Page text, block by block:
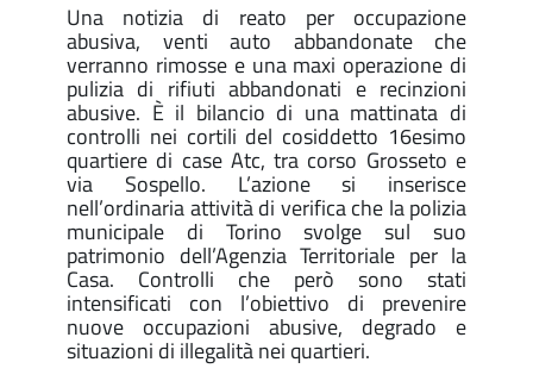
Una notizia di reato per occupazione
abusiva, venti auto abbandonate che
verranno rimosse e una maxi operazione di
pulizia di rifiuti abbandonati e recinzioni
abusive. È il bilancio di una mattinata di
controlli nei cortili del cosiddetto 16esimo
quartiere di case Atc, tra corso Grosseto e
via Sospello. L’azione si inserisce
nell’ordinaria attività di verifica che la polizia
municipale di Torino svolge sul suo
patrimonio dell’Agenzia Territoriale per la
Casa. Controlli che però sono stati
intensificati con l’obiettivo di prevenire
nuove occupazioni abusive, degrado e
situazioni di illegalità nei quartieri.